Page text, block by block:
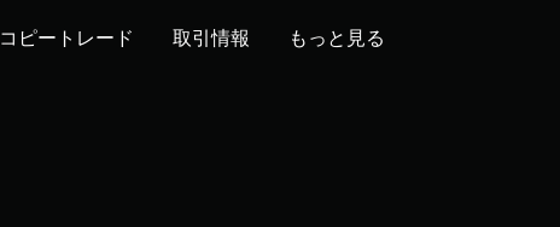
コピートレード 取引情報 もっと見る